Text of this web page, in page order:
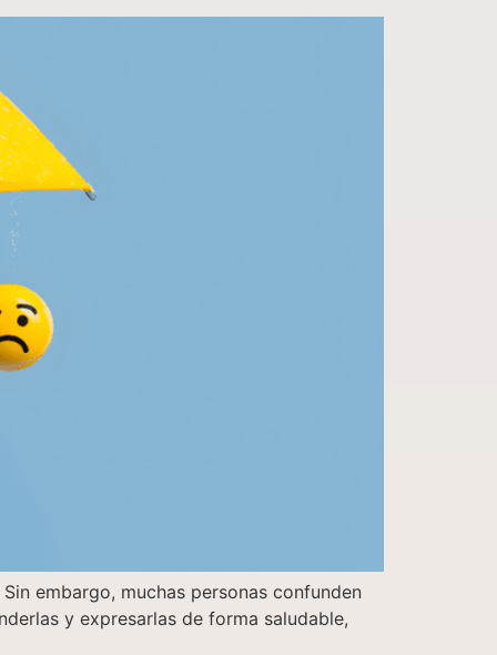
embargo, muchas personas confunden
y expresarlas de forma saludable,